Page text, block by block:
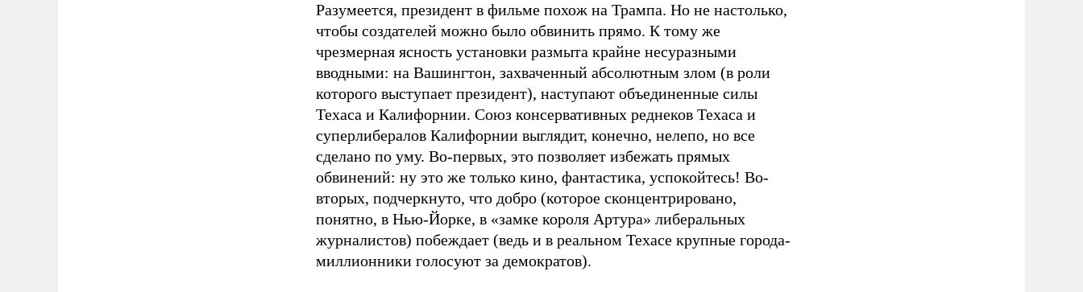
Разумеется, президент в фильме похож на Трампа. Но не настолько,
чтобы создателей можно было обвинить прямо. К тому же
чрезмерная ясность установки размыта крайне несуразными
вводными: на Вашингтон, захваченный абсолютным злом (в роли
которого выступает президент), наступают объединенные силы
Техаса и Калифорнии. Союз консервативных реднеков Техаса и
суперлибералов Калифорнии выглядит, конечно, нелепо, но все
сделано по уму. Во-первых, это позволяет избежать прямых
обвинений: ну это же только кино, фантастика, успокойтесь! Во-
вторых, подчеркнуто, что добро (которое сконцентрировано,
понятно, в Нью-Йорке, в «замке короля Артура» либеральных
журналистов) побеждает (ведь и в реальном Техасе крупные города-
миллионники голосуют за демократов).